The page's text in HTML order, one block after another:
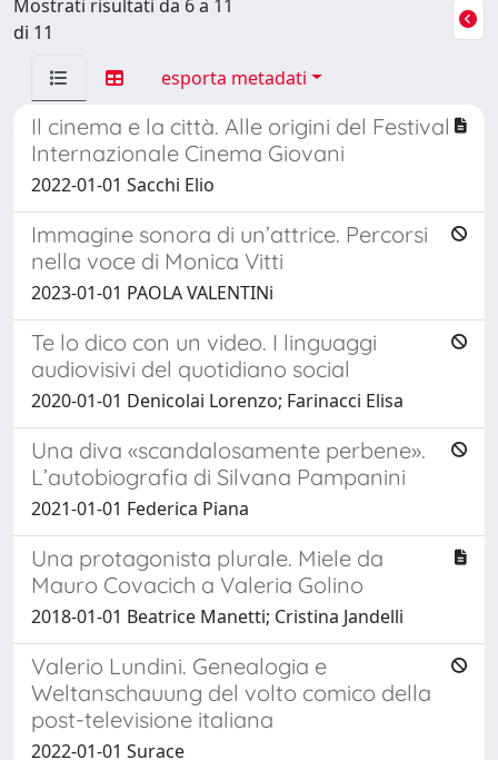
Mostrati risultati da 6 a 11
di 11
esporta metadati
Il cinema e la città. Alle origini del Festival
Internazionale Cinema Giovani
2022-01-01 Sacchi Elio
Immagine sonora di un’attrice. Percorsi
nella voce di Monica Vitti
2023-01-01 PAOLA VALENTINi
Te lo dico con un video. I linguaggi
audiovisivi del quotidiano social
2020-01-01 Denicolai Lorenzo; Farinacci Elisa
Una diva «scandalosamente perbene».
L’autobiografia di Silvana Pampanini
2021-01-01 Federica Piana
Una protagonista plurale. Miele da
Mauro Covacich a Valeria Golino
2018-01-01 Beatrice Manetti; Cristina Jandelli
Valerio Lundini. Genealogia e
Weltanschauung del volto comico della
post-televisione italiana
2022-01-01 Surace